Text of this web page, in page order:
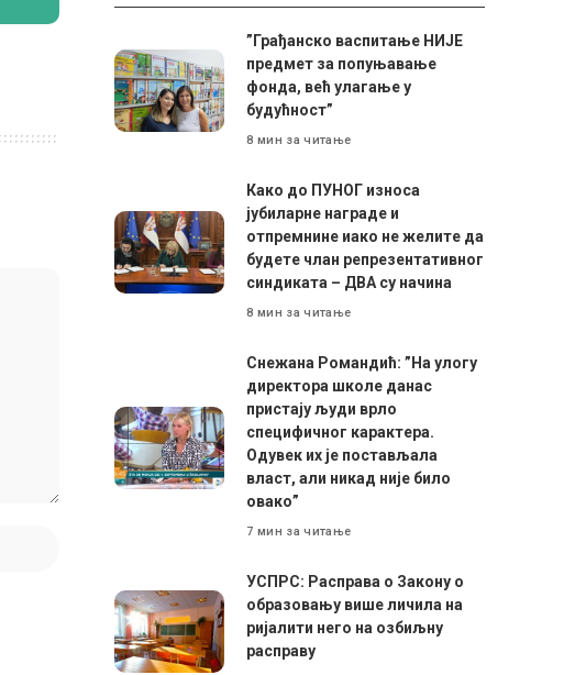
”Грађанско васпитање НИЈЕ
предмет за попуњавање
фонда, већ улагање у
будућност”
8 мин за читање
Како до ПУНОГ износа
јубиларне награде и
отпремнине иако не желите да
будете члан репрезентативног
синдиката – ДВА су начина
8 мин за читање
Снежана Романдић: ”На улогу
директора школе данас
пристају људи врло
специфичног карактера.
Одувек их је постављала
власт, али никад није било
овако”
7 мин за читање
УСПРС: Расправа о Закону о
образовању више личила на
ријалити него на озбиљну
расправу